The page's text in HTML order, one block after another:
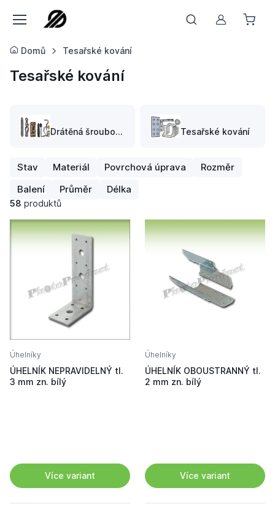
Můj účet
Domů Tesařské kování
Tesařské kování
Drátěná šroubovina Tesařské kování
Stav Materiál Povrchová úprava
Rozměr
Balení
Průměr Délka
58 produktů
Úhelníky
ÚHELNÍK NEPRAVIDELNÝ tl.
3 mm zn. bílý
Více variant
Úhelníky
ÚHELNÍK OBOUSTRANNÝ tl.
2 mm zn. bílý
Více variant